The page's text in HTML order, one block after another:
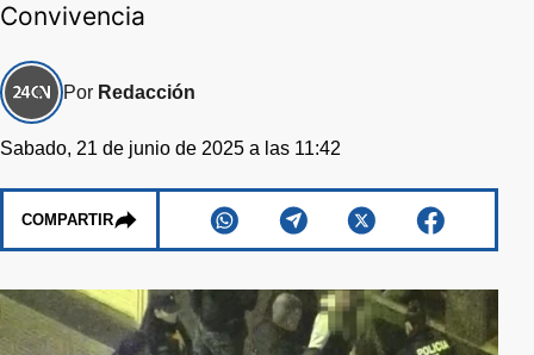
Convivencia
Por Redacción
Sabado, 21 de junio de 2025 a las 11:42
COMPARTIR